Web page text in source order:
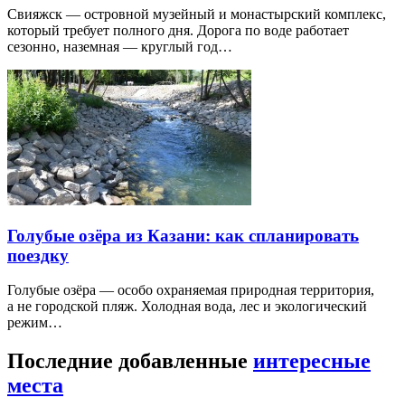
Свияжск — островной музейный и монастырский комплекс,
который требует полного дня. Дорога по воде работает
сезонно, наземная — круглый год…
Голубые озёра из Казани: как спланировать
поездку
Голубые озёра — особо охраняемая природная территория,
а не городской пляж. Холодная вода, лес и экологический
режим…
Последние добавленные интересные
места